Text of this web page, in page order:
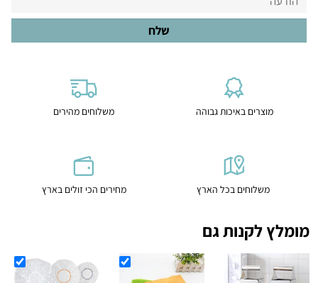
מוצרים באיכות גבוהה משלוחים מהירים
משלוחים בכל הארץ מחירים הכי זולים בארץ
מומלץ לקנות גם